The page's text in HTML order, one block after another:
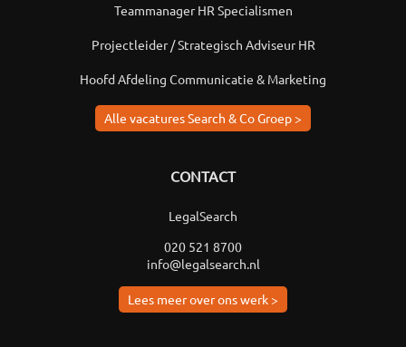
Teammanager HR Specialismen
Projectleider / Strategisch Adviseur HR
Hoofd Afdeling Communicatie & Marketing
Alle vacatures Search & Co Groep >
CONTACT
LegalSearch
020 521 8700
info@legalsearch.nl
Lees meer over ons werk >